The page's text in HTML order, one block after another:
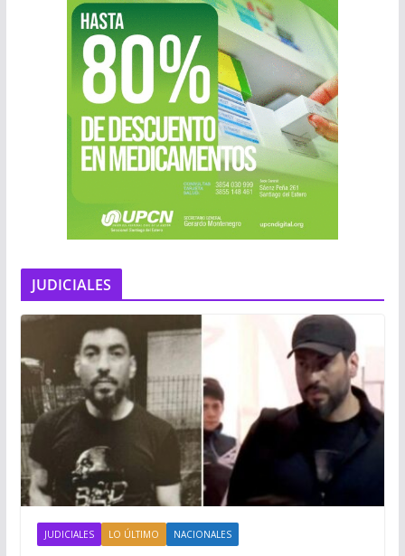
JUDICIALES
JUDICIALES LO ÚLTIMO NACIONALES